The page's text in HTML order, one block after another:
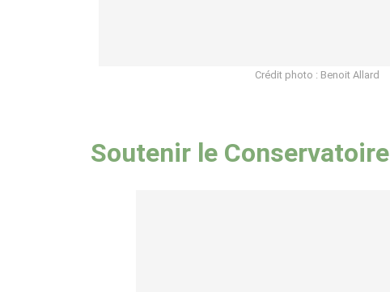
Crédit photo : Benoit Allard
Soutenir le Conservatoire